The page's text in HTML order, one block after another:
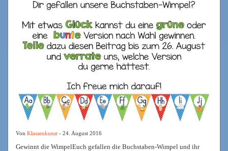
Von Klassenkunst - 24. August 2016
Gewinnt die WimpelEuch gefallen die Buchstaben-Wimpel und ihr